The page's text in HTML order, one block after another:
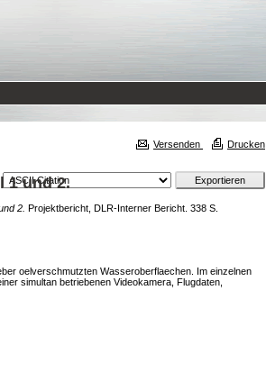
Versenden Drucken
1 und 2.
2. Projektbericht, DLR-Interner Bericht. 338 S.
oelverschmutzten Wasseroberflaechen. Im einzelnen
simultan betriebenen Videokamera, Flugdaten,